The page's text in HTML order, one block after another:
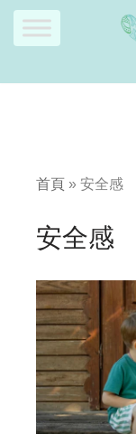
Skip
首頁 » 安全感
安全感